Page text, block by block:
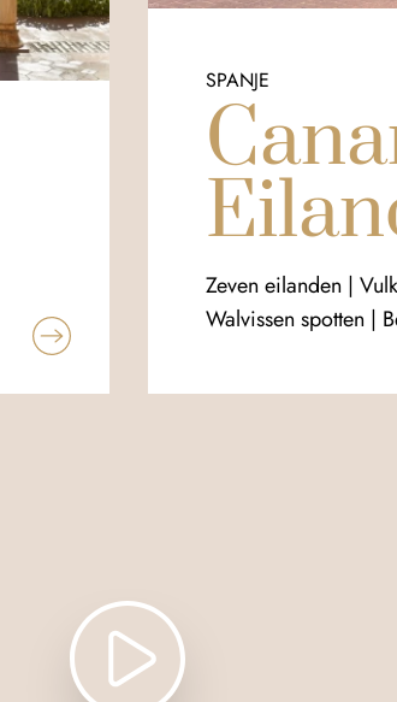
SPANJE
Zeven eilanden |
Walvissen spotten |